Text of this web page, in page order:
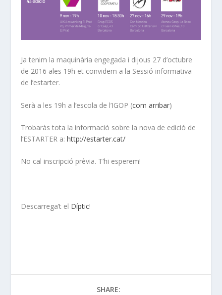
Ja tenim la maquinària engegada i dijous 27 d’octubre
de 2016 ales 19h et convidem a la Sessió informativa
de l’estarter.
Serà a les 19h a l’escola de l’IGOP (com arribar)
Trobaràs tota la informació sobre la nova de edició de
l’ESTARTER a:http://estarter.cat/
No cal inscripció prèvia. T’hi esperem!
Descarrega’t el Díptic!
SHARE: